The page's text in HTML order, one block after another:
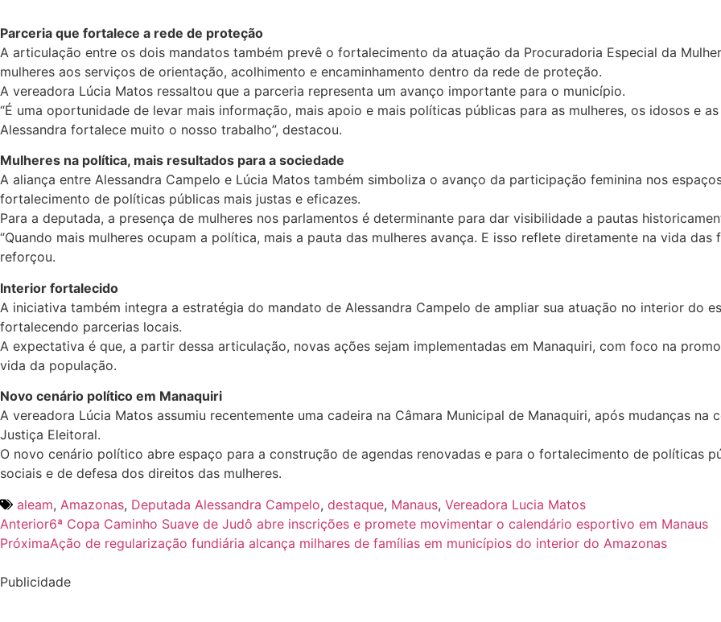
Parceria que fortalece a rede de proteção
A articulação entre os dois mandatos também prevê o fortalecimento da atuação da Procuradoria Especial da
mulheres aos serviços de orientação, acolhimento e encaminhamento dentro da rede de proteção.
A vereadora Lúcia Matos ressaltou que a parceria representa um avanço importante para o município.
“É uma oportunidade de levar mais informação, mais apoio e mais políticas públicas para as mulheres, os idosos e
Alessandra fortalece muito o nosso trabalho”, destacou.
Mulheres na política, mais resultados para a sociedade
A aliança entre Alessandra Campelo e Lúcia Matos também simboliza o avanço da participação feminina nos
fortalecimento de políticas públicas mais justas e eficazes.
Para a deputada, a presença de mulheres nos parlamentos é determinante para dar visibilidade a pautas
“Quando mais mulheres ocupam a política, mais a pauta das mulheres avança. E isso reflete diretamente na vida
reforçou.
Interior fortalecido
A iniciativa também integra a estratégia do mandato de Alessandra Campelo de ampliar sua atuação no interior do
fortalecendo parcerias locais.
A expectativa é que, a partir dessa articulação, novas ações sejam implementadas em Manaquiri, com foco na
vida da população.
Novo cenário político em Manaquiri
A vereadora Lúcia Matos assumiu recentemente uma cadeira na Câmara Municipal de Manaquiri, após mudanças
Justiça Eleitoral.
O novo cenário político abre espaço para a construção de agendas renovadas e para o fortalecimento de políticas
sociais e de defesa dos direitos das mulheres.
aleam, Amazonas, Deputada Alessandra Campelo, destaque, Manaus, Vereadora Lucia Matos
Anterior6ª Copa Caminho Suave de Judô abre inscrições e promete movimentar o calendário esportivo em Manaus
PróximaAção de regularização fundiária alcança milhares de famílias em municípios do interior do Amazonas
Publicidade